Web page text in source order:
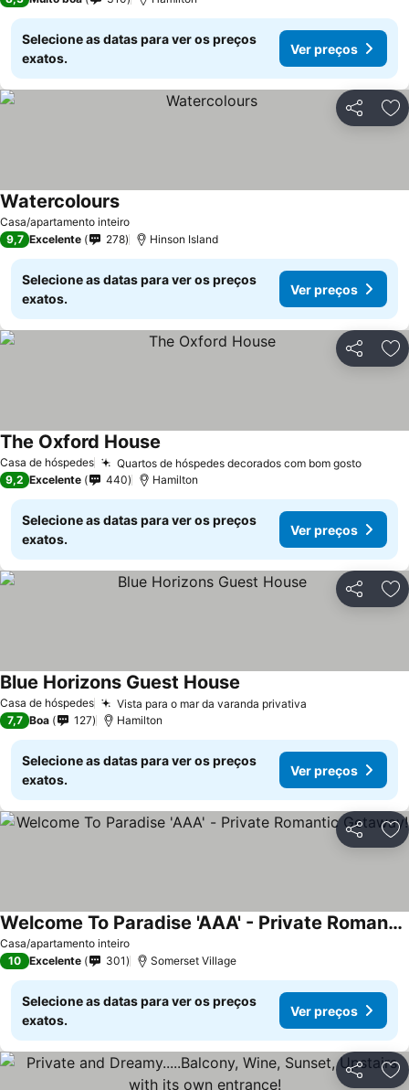
Selecione as datas para ver os preços
exatos.
Ver preços
Partilhar
Casa/apartamento inteiro
Watercolours
9,7 Excelente 278 Hinson Island
Selecione as datas para ver os preços
exatos.
Ver preços
Partilhar
Casa de hóspedes Quartos de hóspedes decorados com bom gosto
The Oxford House
9,2 Excelente 440 Hamilton
Selecione as datas para ver os preços
exatos.
Ver preços
Partilhar
Casa de hóspedes Vista para o mar da varanda privativa
Blue Horizons Guest House
7,7 Boa 127 Hamilton
Selecione as datas para ver os preços
exatos.
Ver preços
Partilhar
Casa/apartamento inteiro
Welcome To Paradise 'AAA' - Private Romantic Getaway!
10 Excelente 301 Somerset Village
Selecione as datas para ver os preços
exatos.
Ver preços
Partilhar